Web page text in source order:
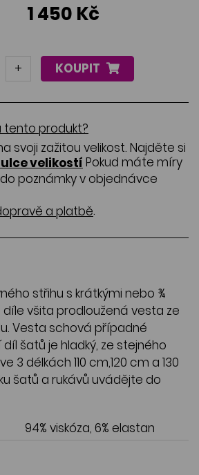
1 450 Kč
+ KOUPIT
produkt?
svoji zažitou velikost. Najděte si
velikostí Pokud máte míry
poznámky v objednávce
a platbě.
střihu s krátkými nebo ¾
díle všita prodloužená vesta ze
Vesta schová případné
šatů je hladký, ze stejného
3 délkách 110 cm,120 cm a 130
šatů a rukávů uvádějte do
94% viskóza, 6% elastan